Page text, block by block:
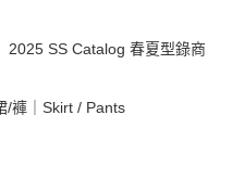
2025 SS Catalog 春夏型錄商
褲｜Skirt / Pants